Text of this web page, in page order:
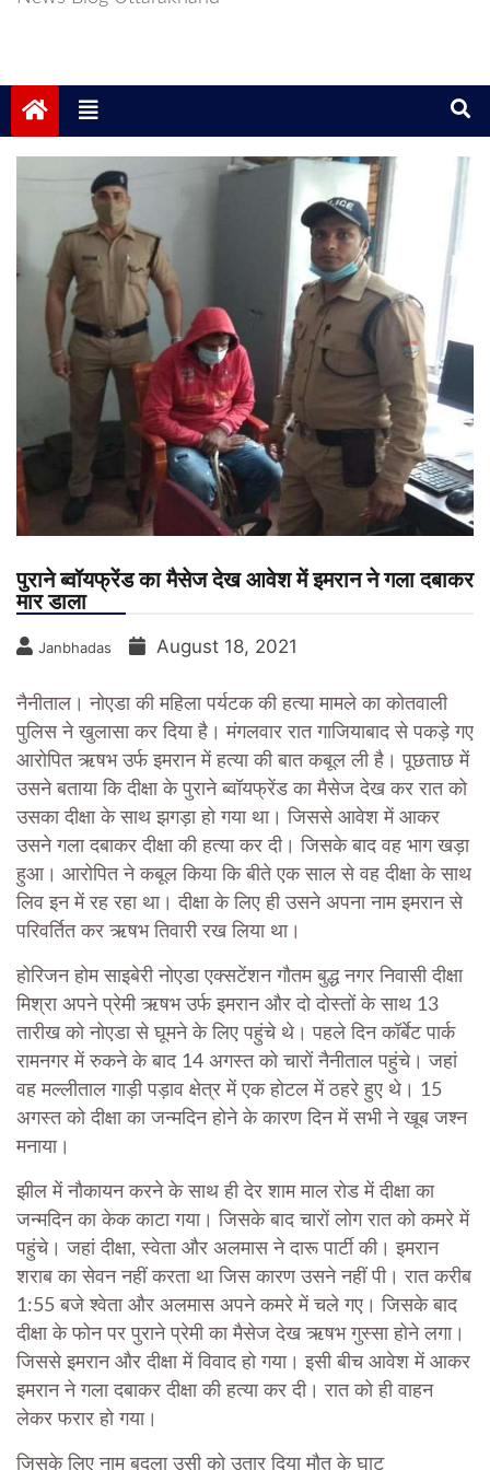
पुराने ब्वॉयफ्रेंड का मैसेज देख आवेश में इमरान ने गला दबाकर
मार डाला
Janbhadas August 18, 2021
नैनीताल। नोएडा की महिला पर्यटक की हत्या मामले का कोतवाली
पुलिस ने खुलासा कर दिया है। मंगलवार रात गाजियाबाद से पकड़े गए
आरोपित ऋषभ उर्फ इमरान में हत्या की बात कबूल ली है। पूछताछ में
उसने बताया कि दीक्षा के पुराने ब्वॉयफ्रेंड का मैसेज देख कर रात को
उसका दीक्षा के साथ झगड़ा हो गया था। जिससे आवेश में आकर
उसने गला दबाकर दीक्षा की हत्या कर दी। जिसके बाद वह भाग खड़ा
हुआ। आरोपित ने कबूल किया कि बीते एक साल से वह दीक्षा के साथ
लिव इन में रह रहा था। दीक्षा के लिए ही उसने अपना नाम इमरान से
परिवर्तित कर ऋषभ तिवारी रख लिया था।
होरिजन होम साइबेरी नोएडा एक्सटेंशन गौतम बुद्ध नगर निवासी दीक्षा
मिश्रा अपने प्रेमी ऋषभ उर्फ इमरान और दो दोस्तों के साथ 13
तारीख को नोएडा से घूमने के लिए पहुंचे थे। पहले दिन कॉर्बेट पार्क
रामनगर में रुकने के बाद 14 अगस्त को चारों नैनीताल पहुंचे। जहां
वह मल्लीताल गाड़ी पड़ाव क्षेत्र में एक होटल में ठहरे हुए थे। 15
अगस्त को दीक्षा का जन्मदिन होने के कारण दिन में सभी ने खूब जश्न
मनाया।
झील में नौकायन करने के साथ ही देर शाम माल रोड में दीक्षा का
जन्मदिन का केक काटा गया। जिसके बाद चारों लोग रात को कमरे में
पहुंचे। जहां दीक्षा, स्वेता और अलमास ने दारू पार्टी की। इमरान
शराब का सेवन नहीं करता था जिस कारण उसने नहीं पी। रात करीब
1:55 बजे श्वेता और अलमास अपने कमरे में चले गए। जिसके बाद
दीक्षा के फोन पर पुराने प्रेमी का मैसेज देख ऋषभ गुस्सा होने लगा।
जिससे इमरान और दीक्षा में विवाद हो गया। इसी बीच आवेश में आकर
इमरान ने गला दबाकर दीक्षा की हत्या कर दी। रात को ही वाहन
लेकर फरार हो गया।
जिसके लिए नाम बदला उसी को उतार दिया मौत के घाट